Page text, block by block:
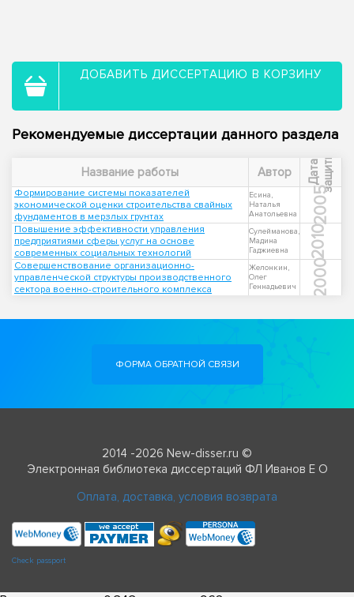
ДОБАВИТЬ ДИССЕРТАЦИЮ В КОРЗИНУ
Рекомендуемые диссертации данного раздела
Название работы Автор Д
а
т
а
з
а
щ
и
т ы
Формирование системы показателей
экономической оценки строительства свайных
фундаментов в мерзлых грунтах
Есина,
Наталья
Анатольевна
2005
Повышение эффективности управления
предприятиями сферы услуг на основе
современных социальных технологий
Сулейманова,
Мадина
Гаджиевна
2010
Совершенствование организационно-
управленческой структуры производственного
сектора военно-строительного комплекса
Желонкин,
Олег
Геннадьевич
2000
ФОРМА ОБРАТНОЙ СВЯЗИ
2014 -2026 New-disser.ru ©
Электронная библиотека диссертаций ФЛ Иванов Е О
Оплата, доставка, условия возврата
Check passport